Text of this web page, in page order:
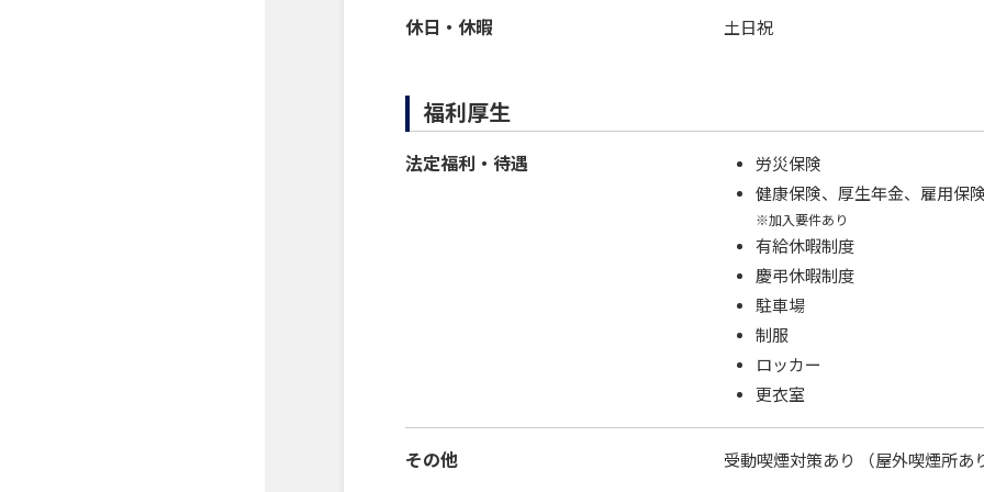
休日・休暇 土日祝
福利厚生
法定福利・待遇
労災保険
健康保険、厚生年金、雇用保
※加入要件あり
有給休暇制度
慶弔休暇制度
駐車場
制服
ロッカー
更衣室
その他 受動喫煙対策あり （屋外喫煙所あ